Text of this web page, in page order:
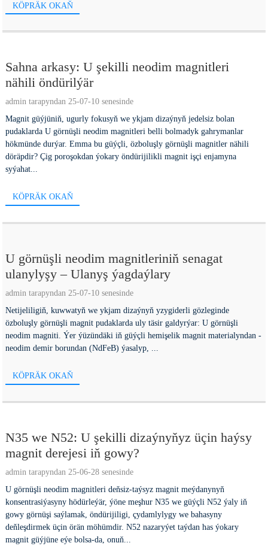
KÖPRÄK OKAŇ
Sahna arkasy: U şekilli neodim magnitleri
nähili öndürilýär
admin tarapyndan 25-07-10 senesinde
Magnit güýjüniň, ugurly fokusyň we ykjam dizaýnyň jedelsiz bolan
pudaklarda U görnüşli neodim magnitleri belli bolmadyk gahrymanlar
hökmünde durýar. Emma bu güýçli, özboluşly görnüşli magnitler nähili
döräpdir? Çig poroşokdan ýokary öndürijilikli magnit işçi enjamyna
syýahat...
KÖPRÄK OKAŇ
U görnüşli neodim magnitleriniň senagat
ulanylyşy – Ulanyş ýagdaýlary
admin tarapyndan 25-07-10 senesinde
Netijeliligiň, kuwwatyň we ykjam dizaýnyň yzygiderli gözleginde
özboluşly görnüşli magnit pudaklarda uly täsir galdyrýar: U görnüşli
neodim magniti. Ýer ýüzündäki iň güýçli hemişelik magnit materialyndan -
neodim demir borundan (NdFeB) ýasalyp, ...
KÖPRÄK OKAŇ
N35 we N52: U şekilli dizaýnyňyz üçin haýsy
magnit derejesi iň gowy?
admin tarapyndan 25-06-28 senesinde
U görnüşli neodim magnitleri deňsiz-taýsyz magnit meýdanynyň
konsentrasiýasyny hödürleýär, ýöne meşhur N35 we güýçli N52 ýaly iň
gowy görnüşi saýlamak, öndürijiligi, çydamlylygy we bahasyny
deňleşdirmek üçin örän möhümdir. N52 nazaryýet taýdan has ýokary
magnit güýjüne eýe bolsa-da, onuň...